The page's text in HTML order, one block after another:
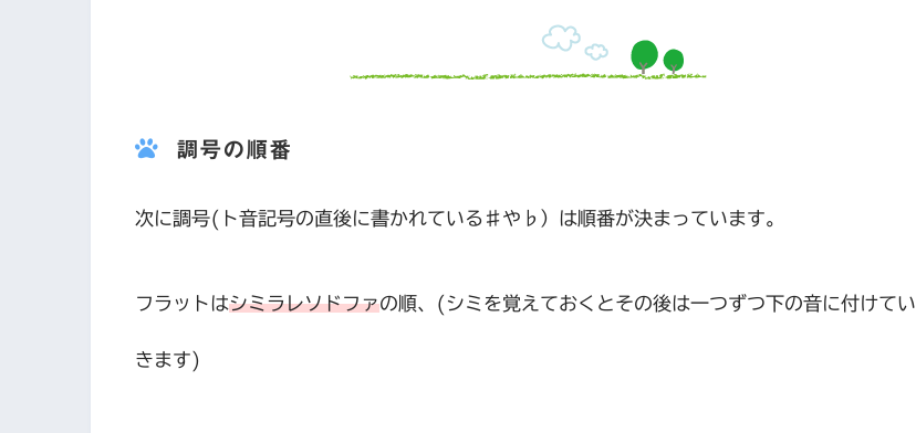
調号の順番
次に調号(ト音記号の直後に書かれている♯や♭）は順番が決まっています。
フラットはシミラレソドファの順、(シミを覚えておくとその後は一つずつ下の音に付けてい
きます)